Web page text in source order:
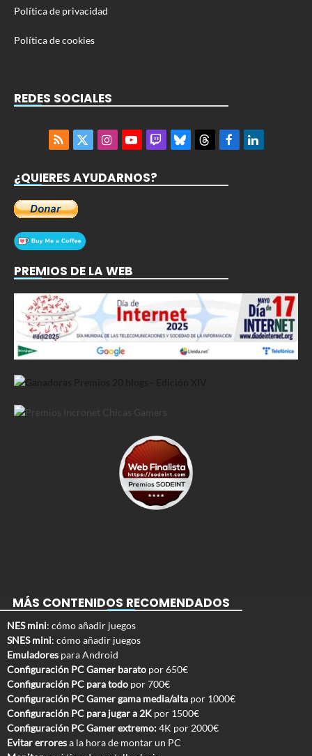
Política de privacidad
Política de cookies
REDES SOCIALES
RSS
X
InstagramYouTubeTwitchBlueskyThreadsFacebookLinkedIn
¿QUIERES AYUDARNOS?
PREMIOS DE LA WEB
MÁS CONTENIDOS RECOMENDADOS
NES mini: cómo añadir juegos
SNES mini: cómo añadir juegos
Emuladores para Android
Configuración PC Gamer barato por 650€
Configuración PC para todo por 700€
Configuración PC Gamer gama media/alta por 1000€
Configuración PC para jugar a 2K por 1500€
Configuración PC Gamer extremo:4K por 2000€
Evitar erroresa la hora de montar un PC